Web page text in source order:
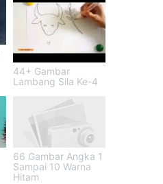
44+ Gambar
Lambang Sila Ke-4
66 Gambar Angka 1
Sampai 10 Warna
Hitam